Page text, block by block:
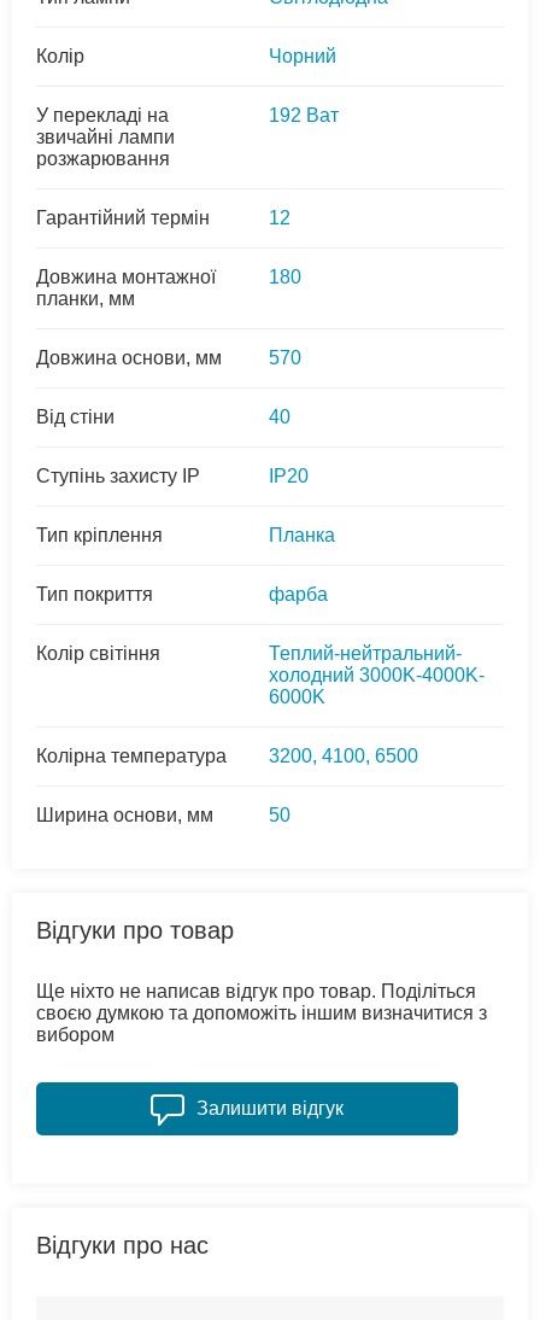
Колір Чорний
У перекладі на
звичайні лампи
розжарювання
192 Ват
Гарантійний термін 12
Довжина монтажної
планки, мм
180
Довжина основи, мм 570
Від стіни 40
Ступінь захисту IP IP20
Тип кріплення Планка
Тип покриття фарба
Колір світіння
Теплий-нейтральний-
холодний 3000K-4000K-
6000K
Колірна температура 3200, 4100, 6500
Ширина основи, мм 50
Відгуки про товар
Ще ніхто не написав відгук про товар. Поділіться
своєю думкою та допоможіть іншим визначитися з
вибором
Залишити відгук
Відгуки про нас